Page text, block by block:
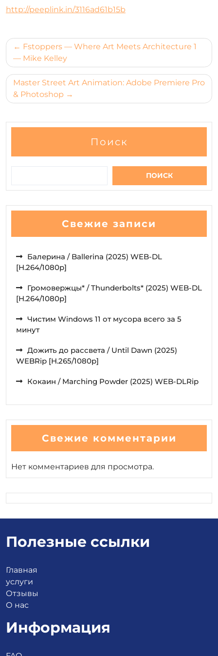
http://peeplink.in/3116ad61b15b
Навигация
по
записям
Fstoppers — Where Art Meets Architecture 1
— Mike Kelley
Master Street Art Animation: Adobe Premiere Pro
& Photoshop
Поиск
ПОИСК
Свежие записи
Балерина / Ballerina (2025) WEB-DL
[H.264/1080p]
Громовержцы* / Thunderbolts* (2025) WEB-DL
[H.264/1080p]
Чистим Windows 11 от мусора всего за 5
минут
Дожить до рассвета / Until Dawn (2025)
WEBRip [H.265/1080p]
Кокаин / Marching Powder (2025) WEB-DLRip
Свежие комментарии
Нет комментариев для просмотра.
Полезные ссылки
Главная
услуги
Отзывы
О нас
Информация